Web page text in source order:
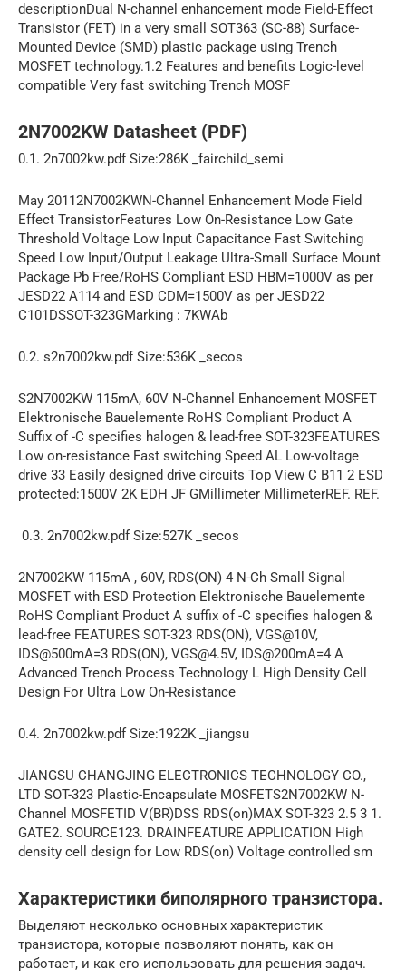
descriptionDual N-channel enhancement mode Field-Effect
Transistor (FET) in a very small SOT363 (SC-88) Surface-
Mounted Device (SMD) plastic package using Trench
MOSFET technology.1.2 Features and benefits Logic-level
compatible Very fast switching Trench MOSF
2N7002KW Datasheet (PDF)
0.1. 2n7002kw.pdf Size:286K _fairchild_semi
May 20112N7002KWN-Channel Enhancement Mode Field
Effect TransistorFeatures Low On-Resistance Low Gate
Threshold Voltage Low Input Capacitance Fast Switching
Speed Low Input/Output Leakage Ultra-Small Surface Mount
Package Pb Free/RoHS Compliant ESD HBM=1000V as per
JESD22 A114 and ESD CDM=1500V as per JESD22
C101DSSOT-323GMarking : 7KWAb
0.2. s2n7002kw.pdf Size:536K _secos
S2N7002KW 115mA, 60V N-Channel Enhancement MOSFET
Elektronische Bauelemente RoHS Compliant Product A
Suffix of -C specifies halogen & lead-free SOT-323FEATURES
Low on-resistance Fast switching Speed AL Low-voltage
drive 33 Easily designed drive circuits Top View C B11 2 ESD
protected:1500V 2K EDH JF GMillimeter MillimeterREF. REF.
0.3. 2n7002kw.pdf Size:527K _secos
2N7002KW 115mA , 60V, RDS(ON) 4 N-Ch Small Signal
MOSFET with ESD Protection Elektronische Bauelemente
RoHS Compliant Product A suffix of -C specifies halogen &
lead-free FEATURES SOT-323 RDS(ON), VGS@10V,
IDS@500mA=3 RDS(ON), VGS@4.5V, IDS@200mA=4 A
Advanced Trench Process Technology L High Density Cell
Design For Ultra Low On-Resistance
0.4. 2n7002kw.pdf Size:1922K _jiangsu
JIANGSU CHANGJING ELECTRONICS TECHNOLOGY CO.,
LTD SOT-323 Plastic-Encapsulate MOSFETS2N7002KW N-
Channel MOSFETID V(BR)DSS RDS(on)MAX SOT-323 2.5 3 1.
GATE2. SOURCE123. DRAINFEATURE APPLICATION High
density cell design for Low RDS(on) Voltage controlled sm
Характеристики биполярного транзистора.
Выделяют несколько основных характеристик
транзистора, которые позволяют понять, как он
работает, и как его использовать для решения задач.